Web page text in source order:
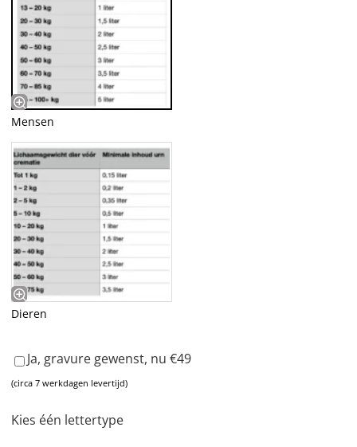
Mensen
Dieren
Ja, gravure gewenst, nu €49
(circa 7 werkdagen levertijd)
Kies één lettertype